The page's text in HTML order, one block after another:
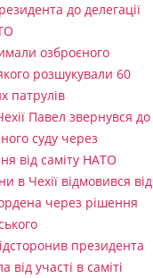
до делегації
озброєного
розшукували 60
патрулів
Павел звернувся до
суду через
від саміту НАТО
в Чехії відмовився від
через рішення
президента
від участі в саміті